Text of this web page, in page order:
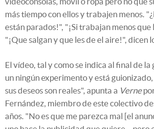
más tiempo con ellos y trabajen menos.
están parados!", "¡Si trabajan menos que
"¡Que salgan y que les de el aire!", dicen
El vídeo, tal y como se indica al final de la
un ningún experimento y está
sus deseos son reales", apunta a Verne
Fernández, miembro de este colectivo
años. "No es que me parezca mal [el